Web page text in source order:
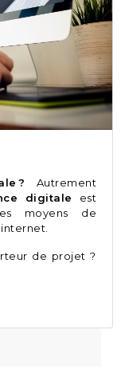
?
Autrement
digitale
est
moyens de
de projet ?